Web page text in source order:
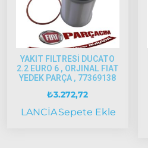
Bravo
1995-2001
Brava
1996-2003
Bravo
Marea
YAKIT FILTRESİ DUCATO
2.2 EURO 6 , ORJINAL FIAT
YEDEK PARÇA , 77369138
₺3.272,72
LANCİASepete Ekle